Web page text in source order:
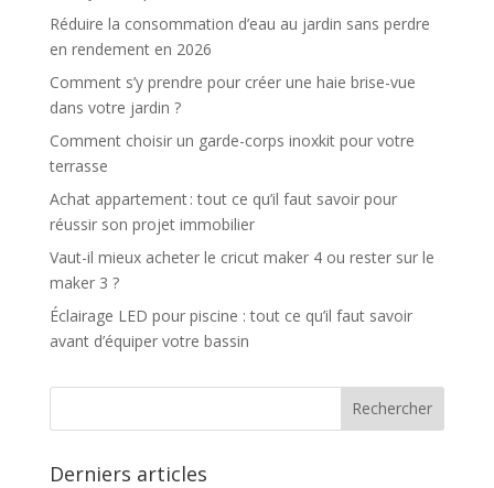
Réduire la consommation d’eau au jardin sans perdre
en rendement en 2026
Comment s’y prendre pour créer une haie brise-vue
dans votre jardin ?
Comment choisir un garde-corps inoxkit pour votre
terrasse
Achat appartement : tout ce qu’il faut savoir pour
réussir son projet immobilier
Vaut-il mieux acheter le cricut maker 4 ou rester sur le
maker 3 ?
Éclairage LED pour piscine : tout ce qu’il faut savoir
avant d’équiper votre bassin
Derniers articles